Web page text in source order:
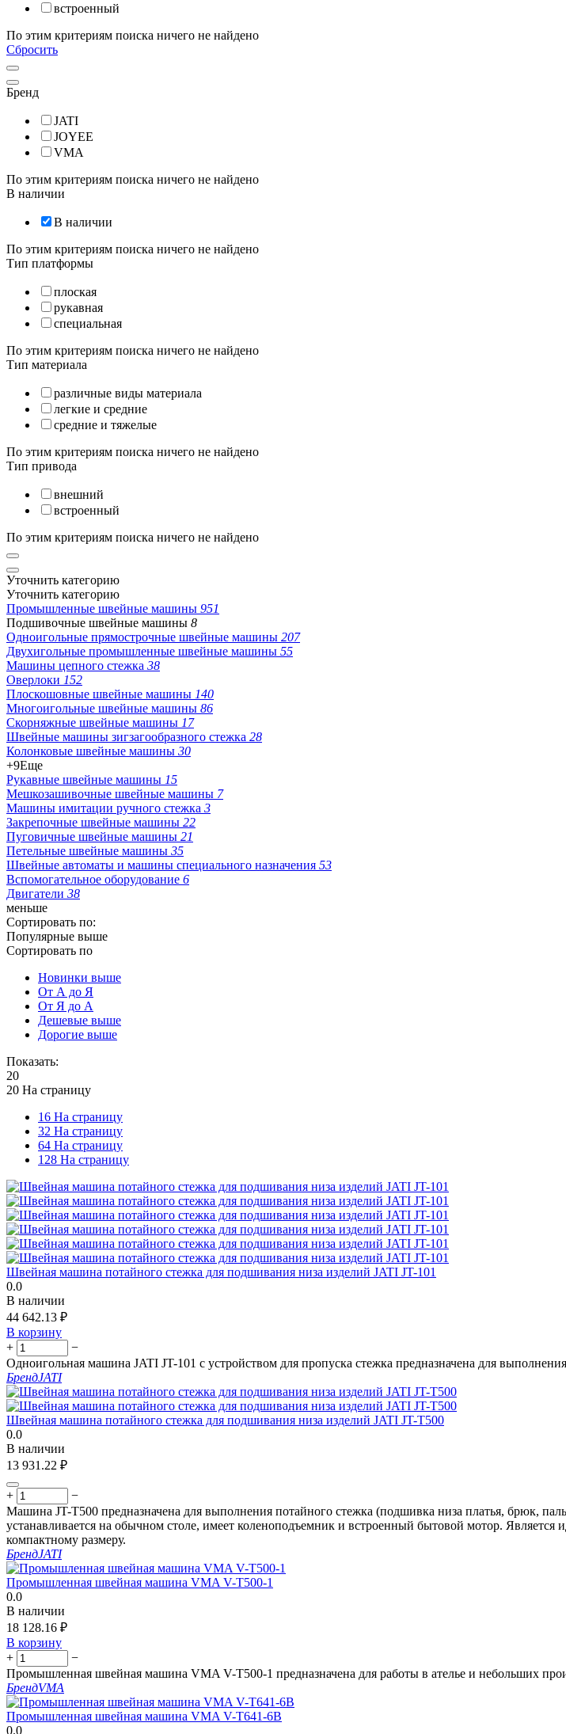
встроенный
По этим критериям поиска ничего не найдено
Сбросить
Бренд
JATI
JOYEE
VMA
По этим критериям поиска ничего не найдено
В наличии
В наличии
По этим критериям поиска ничего не найдено
Тип платформы
плоская
рукавная
специальная
По этим критериям поиска ничего не найдено
Тип материала
различные виды материала
легкие и средние
средние и тяжелые
По этим критериям поиска ничего не найдено
Тип привода
внешний
встроенный
По этим критериям поиска ничего не найдено
Уточнить категорию
Уточнить категорию
Промышленные швейные машины 951
Подшивочные швейные машины 8
Одноигольные прямострочные швейные машины 207
Двухигольные промышленные швейные машины 55
Машины цепного стежка 38
Оверлоки 152
Плоскошовные швейные машины 140
Многоигольные швейные машины 86
Скорняжные швейные машины 17
Швейные машины зигзагообразного стежка 28
Колонковые швейные машины 30
+9Еще
Рукавные швейные машины 15
Мешкозашивочные швейные машины 7
Машины имитации ручного стежка 3
Закрепочные швейные машины 22
Пуговичные швейные машины 21
Петельные швейные машины 35
Швейные автоматы и машины специального назначения 53
Вспомогательное оборудование 6
Двигатели 38
меньше
Сортировать по:
Популярные выше
Сортировать по
Новинки выше
От А до Я
От Я до А
Дешевые выше
Дорогие выше
Показать:
20
20 На страницу
16 На страницу
32 На страницу
64 На страницу
128 На страницу
Швейная машина потайного стежка для подшивания низа изделий JATI JT-101
0.0
В наличии
44 642.13 ₽
В корзину
+
−
Одноигольная машина JATI JT-101 с устройством для пропуска стежка предназначена для
БрендJATI
Швейная машина потайного стежка для подшивания низа изделий JATI JT-T500
0.0
В наличии
13 931.22 ₽
+
−
Машина JT-T500 предназначена для выполнения потайного стежка (подшивка низа платья, брюк,
устанавливается на обычном столе, имеет коленоподъемник и встроенный бытовой мотор.
компактному размеру.
БрендJATI
Промышленная швейная машина VMA V-T500-1
0.0
В наличии
18 128.16 ₽
В корзину
+
−
Промышленная швейная машина VMA V-T500-1 предназначена для работы в ателье и небольших
БрендVMA
Промышленная швейная машина VMA V-T641-6B
0.0